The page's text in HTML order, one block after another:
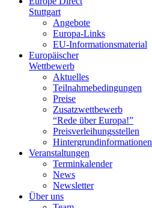
Stuttgart
Angebote
Europa-Links
EU-Informationsmaterial
Europäischer
Wettbewerb
Aktuelles
Teilnahme­bedingungen
Preise
Zusatzwettbewerb
“Rede über Europa!”
Preisverleihungsstellen
Hintergrundinformationen
Veranstaltungen
Terminkalender
News
Newsletter
Über uns